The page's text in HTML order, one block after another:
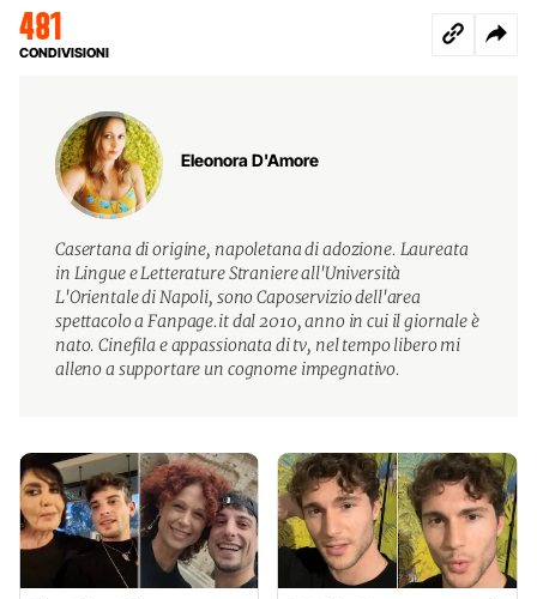
481
CONDIVISIONI
Eleonora D'Amore
Casertana di origine, napoletana di adozione. Laureata
in Lingue e Letterature Straniere all'Università
L'Orientale di Napoli, sono Caposervizio dell'area
spettacolo a Fanpage.it dal 2010, anno in cui il giornale è
nato. Cinefila e appassionata di tv, nel tempo libero mi
alleno a supportare un cognome impegnativo.